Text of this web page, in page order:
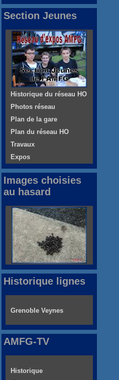
Section Jeunes
Historique du réseau HO
Photos réseau
Plan de la gare
Plan du réseau HO
Travaux
Expos
Images choisies
au hasard
Historique lignes
Grenoble Veynes
AMFG-TV
Historique